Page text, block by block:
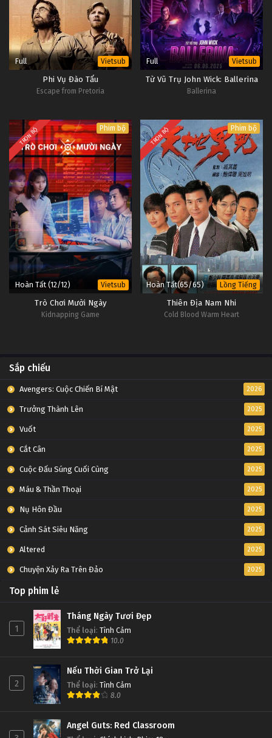
Full Vietsub
Phi Vụ Đào Tẩu
Escape from Pretoria
Full Vietsub
Từ Vũ Trụ John Wick: Ballerina
Ballerina
TRỌN BỘ Phim bộ
Hoàn Tất (12/12) Vietsub
Trò Chơi Mười Ngày
Kidnapping Game
TRỌN BỘ Phim bộ
Hoàn Tất(65/65) Lồng Tiếng
Thiên Địa Nam Nhi
Cold Blood Warm Heart
Sắp chiếu
Avengers: Cuộc Chiến Bí Mật 2026
Trưởng Thành Lên 2025
Vuốt 2025
Cắt Cân 2025
Cuộc Đấu Súng Cuối Cùng 2025
Máu & Thần Thoại 2025
Nụ Hôn Đầu 2025
Cảnh Sát Siêu Năng 2025
Altered 2025
Chuyện Xảy Ra Trên Đảo 2025
Top phim lẻ
1
Tháng Ngày Tươi Đẹp
Thể loại: Tình Cảm
10.0
2
Nếu Thời Gian Trở Lại
Thể loại: Tình Cảm
8.0
Angel Guts: Red Classroom